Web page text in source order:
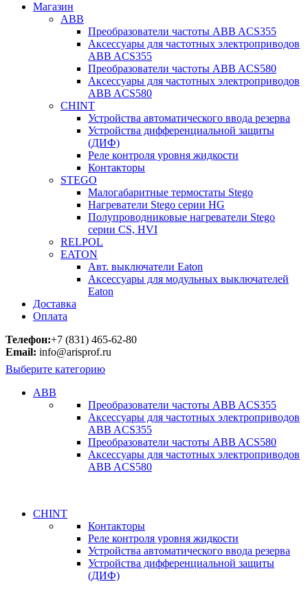
Магазин
ABB
Преобразователи частоты ABB ACS355
Аксессуары для частотных электроприводов
ABB ACS355
Преобразователи частоты ABB ACS580
Аксессуары для частотных электроприводов
ABB ACS580
CHINT
Устройства автоматического ввода резерва
Устройства дифференциальной защиты
(ДИФ)
Реле контроля уровня жидкости
Контакторы
STEGO
Малогабаритные термостаты Stego
Нагреватели Stego серии HG
Полупроводниковые нагреватели Stego
серии CS, HVI
RELPOL
EATON
Авт. выключатели Eaton
Аксессуары для модульных выключателей
Eaton
Доставка
Оплата
Телефон:+7 (831) 465-62-80
Email: info@arisprof.ru
Выберите категорию
ABB
Преобразователи частоты ABB ACS355
Аксессуары для частотных электроприводов
ABB ACS355
Преобразователи частоты ABB ACS580
Аксессуары для частотных электроприводов
ABB ACS580
CHINT
Контакторы
Реле контроля уровня жидкости
Устройства автоматического ввода резерва
Устройства дифференциальной защиты
(ДИФ)